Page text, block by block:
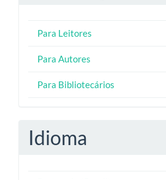
Para Leitores
Para Autores
Para Bibliotecários
Idioma